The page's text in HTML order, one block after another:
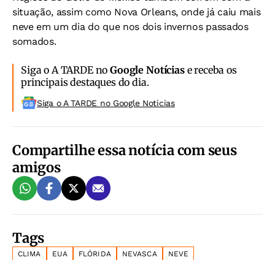
situação, assim como Nova Orleans, onde já caiu mais
neve em um dia do que nos dois invernos passados
somados.
Siga o A TARDE noGoogle Notíciase receba os
principais destaques do dia.
Siga o A TARDE no Google Noticias
Compartilhe essa notícia com seus
amigos
Tags
CLIMA EUA FLÓRIDA NEVASCA
NEVE